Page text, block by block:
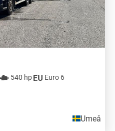
540 hp
Euro 6
Umeå